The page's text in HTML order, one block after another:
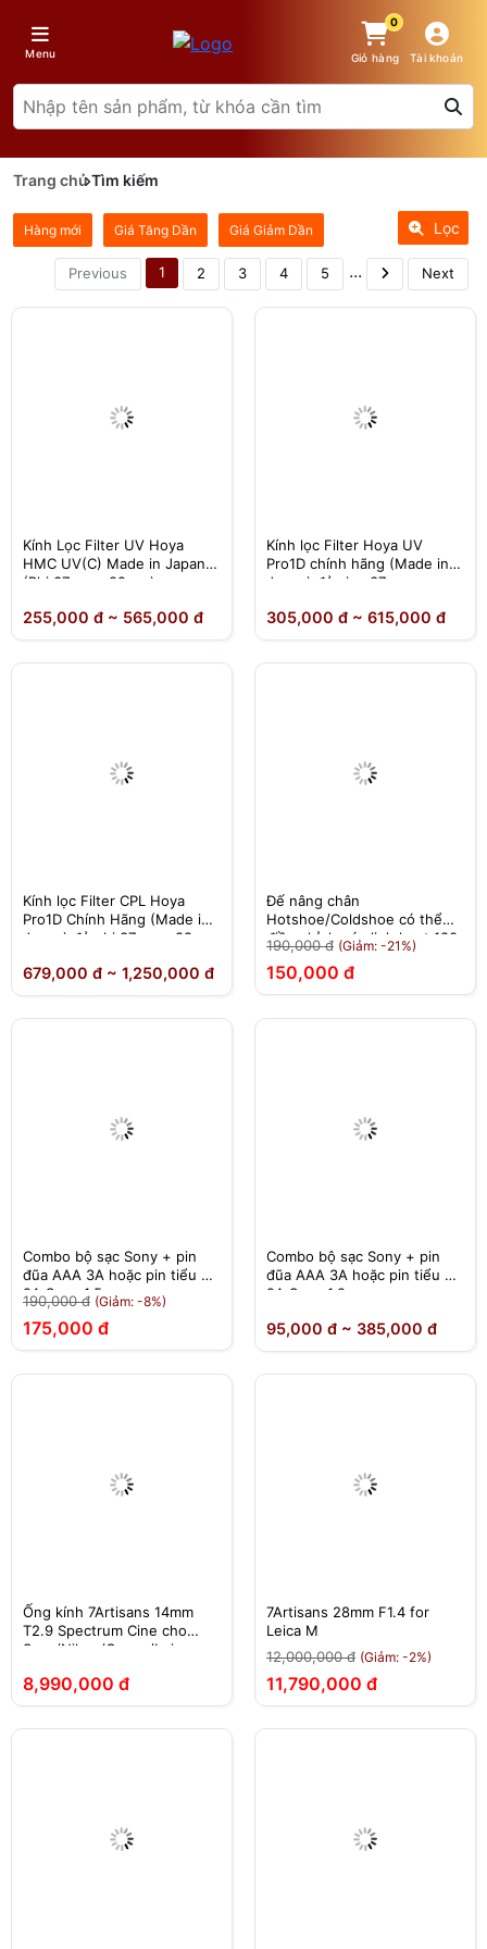
Menu
0
Giỏ hàng Tài khoản
Trang chủTìm kiếm
Hàng mới Giá Tăng Dần Giá Giảm Dần Lọc
Previous 1 2 3 4 5 ... Next
Kính Lọc Filter UV Hoya
HMC UV(C) Made in Japan
(Phi 37mm - 82mm)
255,000 đ ~ 565,000 đ
Kính lọc Filter Hoya UV
Pro1D chính hãng (Made in
Japan) đủ size 37mm -
305,000 đ ~ 615,000 đ
Kính lọc Filter CPL Hoya
Pro1D Chính Hãng (Made in
Japan) đủ phi 37mm - 82mm
679,000 đ ~ 1,250,000 đ
Đế nâng chân
Hotshoe/Coldshoe có thể
điều chỉnh góc linh hoạt 180
độ
190,000 đ (Giảm: -21%)
150,000 đ
Combo bộ sạc Sony + pin
đũa AAA 3A hoặc pin tiểu AA
2A Sony 1.5v
190,000 đ (Giảm: -8%)
175,000 đ
Combo bộ sạc Sony + pin
đũa AAA 3A hoặc pin tiểu AA
2A Sony 1.2v
95,000 đ ~ 385,000 đ
Ống kính 7Artisans 14mm
T2.9 Spectrum Cine cho
Sony/Nikon/Canon/Leica
8,990,000 đ
7Artisans 28mm F1.4 for
Leica M
12,000,000 đ (Giảm: -2%)
11,790,000 đ